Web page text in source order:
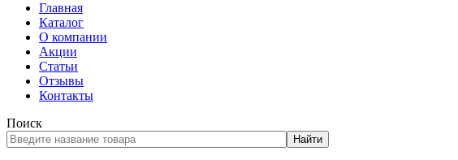
Главная
Каталог
О компании
Акции
Статьи
Отзывы
Контакты
Поиск
Найти